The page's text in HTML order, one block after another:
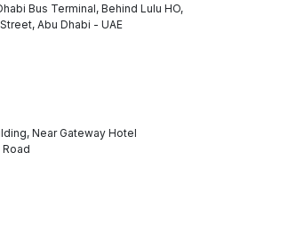
Bus Terminal, Behind Lulu HO,
Abu Dhabi - UAE
Near Gateway Hotel